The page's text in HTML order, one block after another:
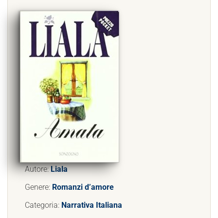
Autore:Liala
Genere: Romanzi d’amore
Categoria: Narrativa Italiana